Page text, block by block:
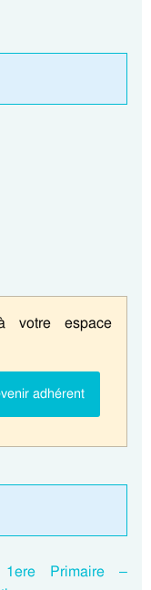
votre espace
adhérent
Primaire –